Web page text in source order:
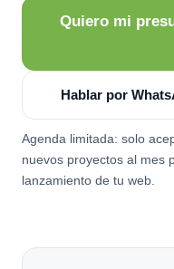
Quiero mi
Hablar por
Agenda limitada: solo
nuevos proyectos al mes
lanzamiento de tu web.